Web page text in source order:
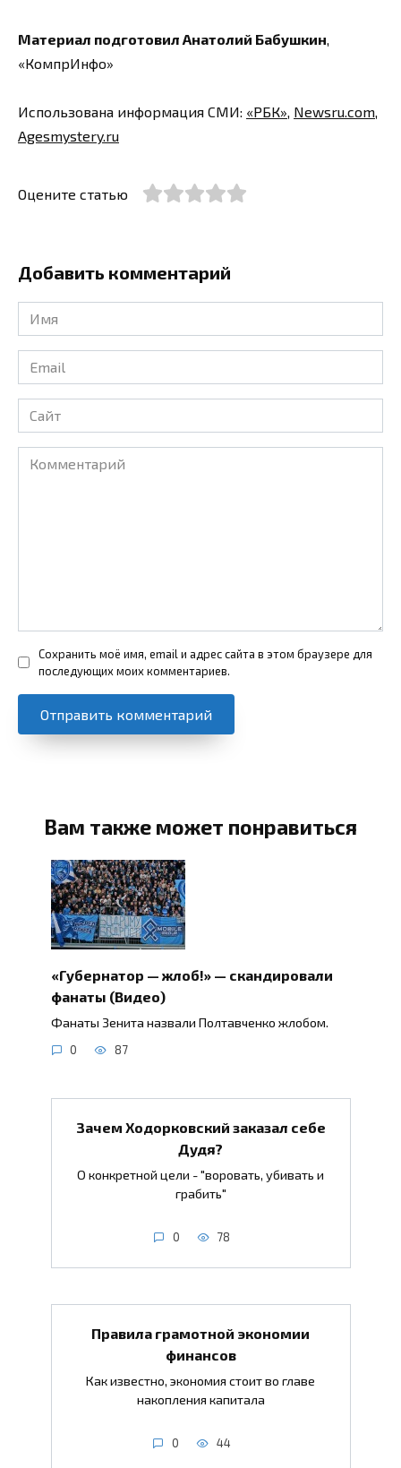
Материал подготовил Анатолий Бабушкин
«КомпрИнфо»
Использована информация СМИ: «РБК» Newsru.com
Agesmystery.ru
Оцените статью
Добавить комментарий
Имя
*
Email
*
Сайт
Комментарий
Сохранить моё имя, email и адрес сайта в этом браузере для
последующих моих комментариев.
Вам также может понравиться
«Губернатор — жлоб!» — скандировали
фанаты (Видео)
Фанаты Зенита назвали Полтавченко жлобом.
0 87
Зачем Ходорковский заказал себе
Дудя?
О конкретной цели - "воровать, убивать и
грабить"
0 78
Правила грамотной экономии
финансов
Как известно, экономия стоит во главе
накопления капитала
0 44